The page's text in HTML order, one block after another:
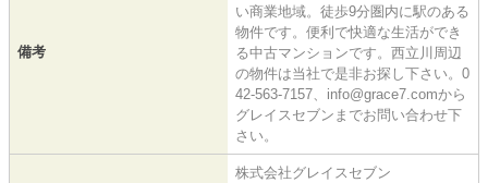
備考
い商業地域。徒歩9分圏内に駅のある
物件です。便利で快適な生活ができ
る中古マンションです。西立川周辺
の物件は当社で是非お探し下さい。0
42-563-7157、info@grace7.comから
グレイスセブンまでお問い合わせ下
さい。
株式会社グレイスセブン